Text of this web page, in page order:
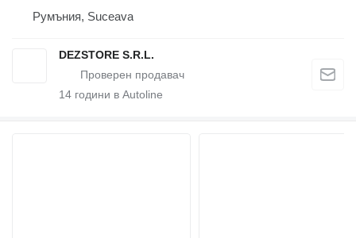
Румъния, Suceava
DEZSTORE S.R.L.
14 години в Autoline